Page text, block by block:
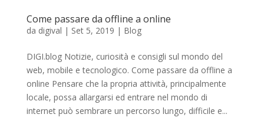
Come passare da offline a online
da digival | Set 5, 2019 | Blog
DIGI.blog Notizie, curiosità e consigli sul mondo del
web, mobile e tecnologico. Come passare da offline a
online Pensare che la propria attività, principalmente
locale, possa allargarsi ed entrare nel mondo di
internet può sembrare un percorso lungo, difficile e...